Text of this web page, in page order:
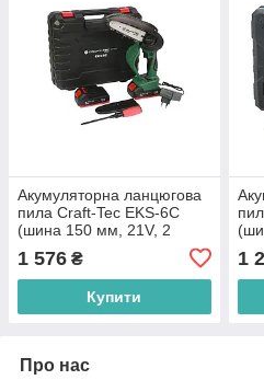
Акумуляторна ланцюгова
пила Craft-Tec EKS-6C
(шина 150 мм, 21V, 2
1 576 ₴
Купити
1
Про нас